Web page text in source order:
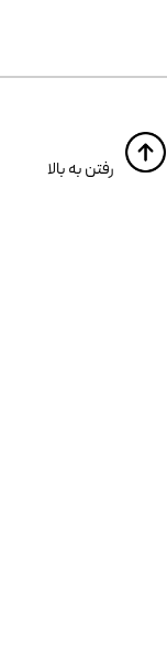
​​رفتن به بالا